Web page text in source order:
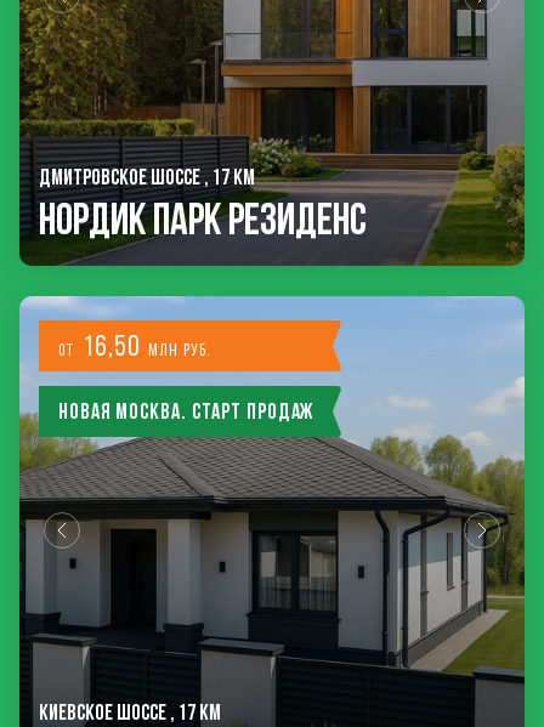
ДМИТРОВСКОЕ ШОССЕ , 17 КМ
Нордик Парк Резиденс
от 16,50 млн руб.
Новая Москва. Старт продаж
КИЕВСКОЕ ШОССЕ , 17 КМ